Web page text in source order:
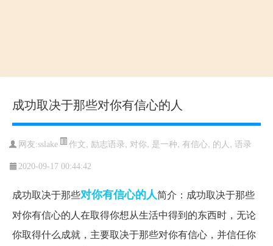
成功取决于那些对你有信心的人
网友:sslake 作文, 励志语录, 对你, 是一种, 有信心, 的人 , 语录
2020-09-17 00:44:42
成功取决于那些对你有信心的人简介：成功取决于那些
对你有信心的人在取得你想从生活中得到的东西时，无论
你取得什么成就，主要取决于那些对你有信心，并信任你